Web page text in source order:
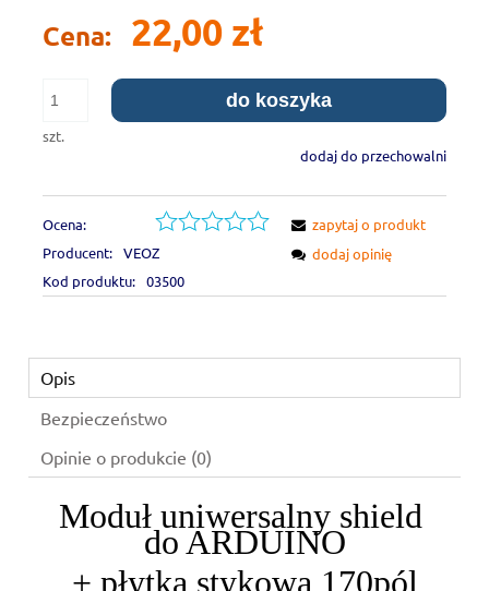
Cena: 22,00 zł
szt.
do koszyka
dodaj do przechowalni
Ocena:
Producent: VEOZ
Kod produktu: 03500
zapytaj o produkt
dodaj opinię
Opis
Bezpieczeństwo
Opinie o produkcie (0)
Moduł uniwersalny shield
do ARDUINO
+ płytka stykowa 170pól